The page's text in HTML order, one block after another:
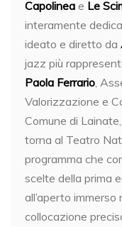
Capolinea e Le
interamente
ideato e diretto da
jazz più
Paola Ferrario ,
Valorizzazione e
Comune di
torna al Teatro
programma che
scelte della prima
all’aperto
collocazione